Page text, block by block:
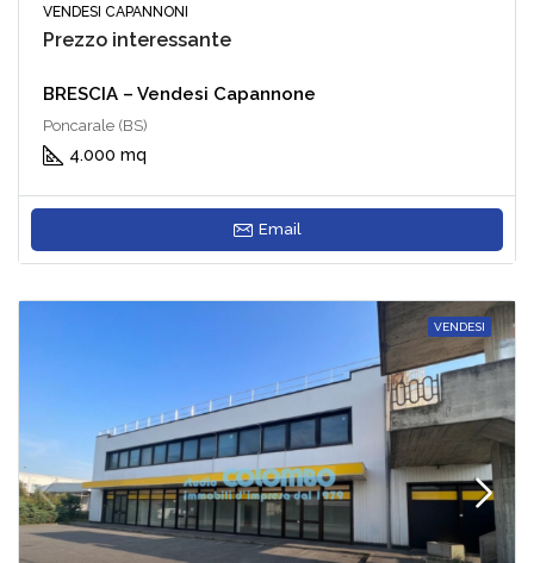
VENDESI CAPANNONI
Prezzo interessante
BRESCIA – Vendesi Capannone
Poncarale (BS)
4.000 mq
Email
VENDESI